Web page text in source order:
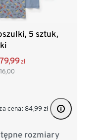
5 sztuk,
79,99 zł
16,00
cena: 84,99 zł
rozmiary
98/104